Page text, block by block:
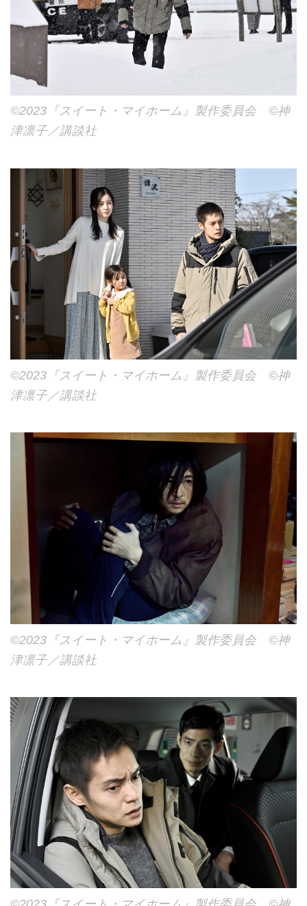
©2023『スイート・マイホーム』製作委員会 ©神
津凛子／講談社
©2023『スイート・マイホーム』製作委員会 ©神
津凛子／講談社
©2023『スイート・マイホーム』製作委員会 ©神
津凛子／講談社